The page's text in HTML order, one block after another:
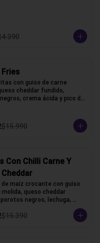
Fries
con guiso de carne
cheddar fundido,
crema ácida y pico de
$15.990
Con Chilli Carne Y
maiz crocante con guiso
molida, queso cheddar
negros, lechuga,
$15.390